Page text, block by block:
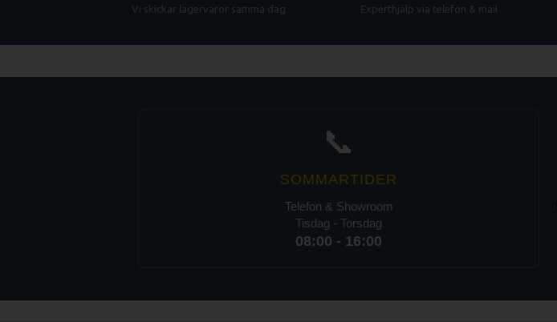
Vi skickar lagervaror samma dag Experthjälp via telefon & mail
📞
SOMMARTIDER
Telefon & Showroom
Tisdag - Torsdag
08:00 - 16:00